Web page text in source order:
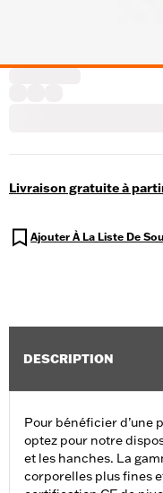
Livraison gratuite à
Ajouter À La Liste De
DESCRIPTION
Pour bénéficier d’une
optez pour notre
et les hanches. La
corporelles plus fines